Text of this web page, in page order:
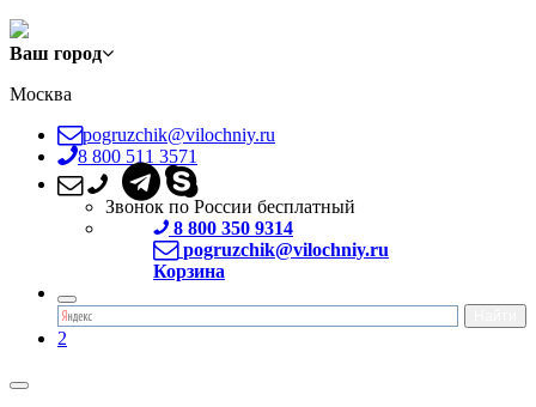
Ваш город
Москва
pogruzchik@vilochniy.ru
8 800 511 3571
Звонок по России бесплатный
8 800 350 9314
pogruzchik@vilochniy.ru
Корзина
2